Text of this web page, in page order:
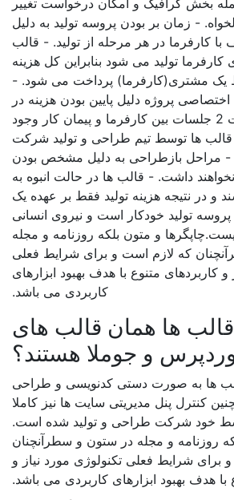
بخش گرافیک و امکان درخواست تغییر
- زمان بر بودن پروسه تولید به دلیل
کارفرما در هر مرحله از تولید. - قالب
تولید می شود بنابراین کل هزینه
یک مشتری(کارفرما) پرداخت می شود. -
پروژه دلیل پایین بودن هزینه در
حالت 2 - در حالت 2 جلسات بین کارفرما و پیمان کار وجود
ها توسط تیم طراحی و تولید شرکت
بازطراحی به دلیل مشخص بودن
داشت. - قالب ها در حالت انبوه به
در نتیجه هزینه تولید فقط بر عهده یک
تولید خودکار است و نیروی انسانی
و متون بلکه روزنامه و مجله
که لازم است و برای شرایط فعلی
کاربردهای متنوع با هدف بهبود ابزارهای
کاربردی می باشد.
قالب ها همان قالب های
و جوملا هستند؟
ها به صورت دستی کدنویسی و طراحی
کنترل پنل مدیریتی سایت ها نیز کاملا
خود شرکت طراحی و تولید شده است.
روزنامه و مجله در ستون و سطرآنچنان
شرایط فعلی تکنولوژی مورد نیاز و
هدف بهبود ابزارهای کاربردی می باشد.